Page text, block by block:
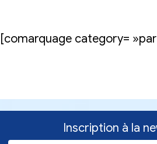
[comarquage category=
Inscription à la